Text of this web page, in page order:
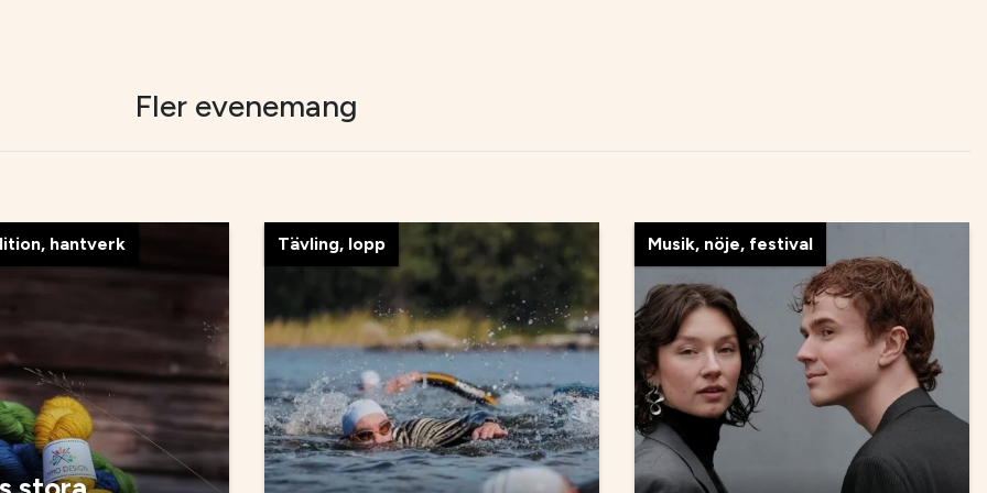
Fler evenemang
hantverk Tävling, lopp Musik, nöje, festival